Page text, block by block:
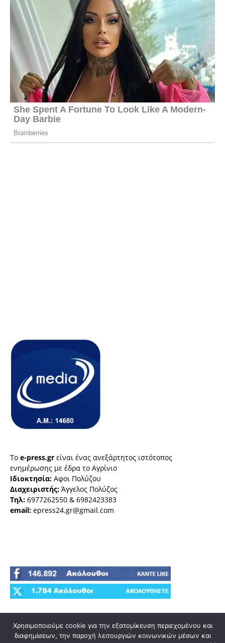
Το e-press.gr είναι ένας ανεξάρτητος ιστότοπος
ενημέρωσης με έδρα το Αγρίνιο
Ιδιοκτησία: Αφοι Πολύζου
Διαχειριστής: Άγγελος Πολύζος
Τηλ: 6977262550 & 6982423383
email: epress24.gr@gmail.com
Χρησιμοποιούμε cookie για την εξατομίκευση περιεχομένου και
διαφημίσεων, την παροχή λειτουργιών κοινωνικών μέσων και